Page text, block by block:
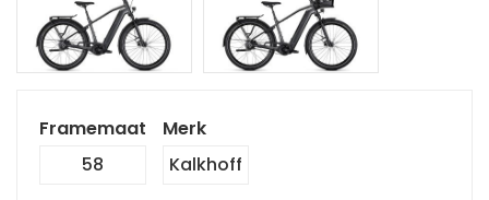
Framemaat
58
Merk
Kalkhoff